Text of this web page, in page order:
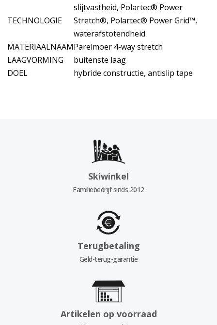
TECHNOLOGIE
slijtvastheid, Polartec® Power
Stretch®, Polartec® Power Grid™,
waterafstotendheid
MATERIAALNAAMParelmoer 4-way stretch
LAAGVORMING
buitenste laag
DOEL
hybride constructie, antislip tape
Skiwinkel
Familiebedrijf sinds 2012
Terugbetaling
Geld-terug-garantie
Artikelen op voorraad